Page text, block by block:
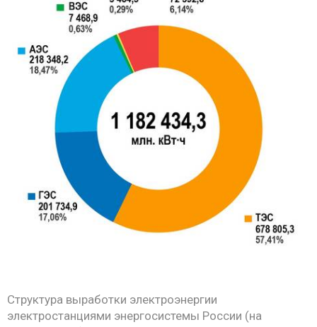
Структура выработки электроэнергии
электростанциями энергосистемы России (на